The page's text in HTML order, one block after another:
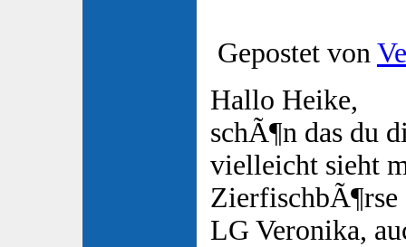
Gepostet von
Hallo Heike,
schÃ¶n das du
vielleicht sieht
LG Veronika,